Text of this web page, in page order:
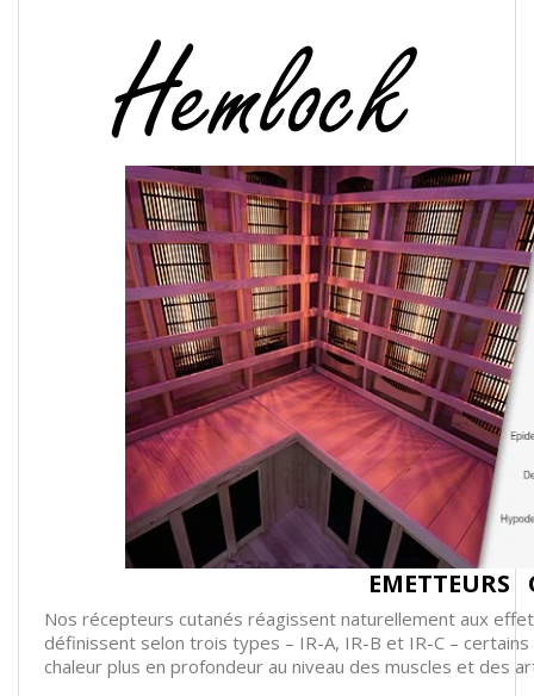
EMETTEURS
Nos récepteurs cutanés réagissent naturellement aux
définissent selon trois types – IR-A, IR-B et IR-C –
chaleur plus en profondeur au niveau des muscles et des